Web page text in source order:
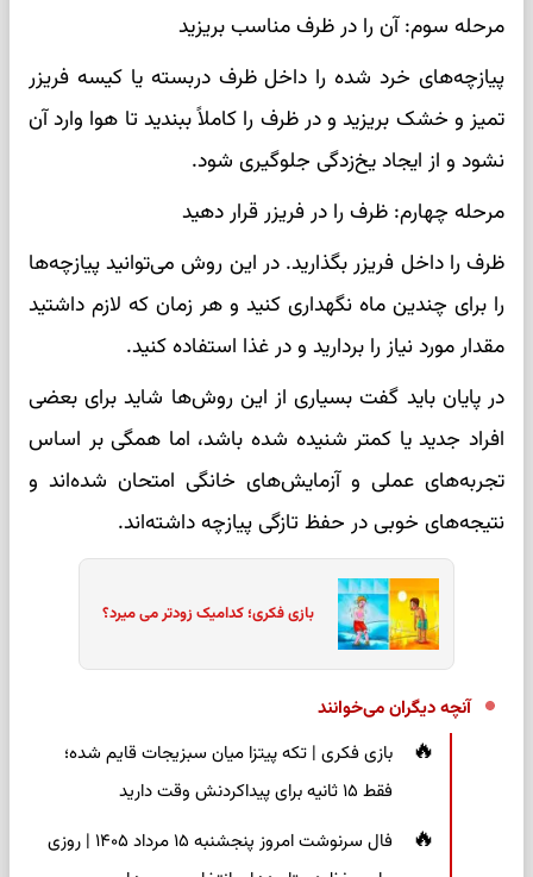
مرحله سوم: آن را در ظرف مناسب بریزید
پیازچه‌های خرد شده را داخل ظرف دربسته یا کیسه فریزر
تمیز و خشک بریزید و در ظرف را کاملاً ببندید تا هوا وارد آن
نشود و از ایجاد یخ‌زدگی جلوگیری شود.
مرحله چهارم: ظرف را در فریزر قرار دهید
ظرف را داخل فریزر بگذارید. در این روش می‌توانید پیازچه‌ها
را برای چندین ماه نگهداری کنید و هر زمان که لازم داشتید
مقدار مورد نیاز را بردارید و در غذا استفاده کنید.
در پایان باید گفت بسیاری از این روش‌ها شاید برای بعضی
افراد جدید یا کمتر شنیده شده باشد، اما همگی بر اساس
تجربه‌های عملی و آزمایش‌های خانگی امتحان شده‌اند و
نتیجه‌های خوبی در حفظ تازگی پیازچه داشته‌اند.
بازی فکری؛ کدامیک زودتر می میرد؟
آنچه دیگران می‌خوانند
بازی فکری | تکه پیتزا میان سبزیجات قایم شده؛
فقط ۱۵ ثانیه برای پیداکردنش وقت دارید
فال سرنوشت امروز پنجشنبه ۱۵ مرداد ۱۴۰۵ | روزی